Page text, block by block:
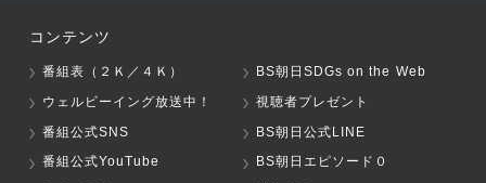
コンテンツ
番組表（２Ｋ／４Ｋ）
BS朝日SDGs on the Web
ウェルビーイング放送中！
視聴者プレゼント
番組公式SNS
BS朝日公式LINE
番組公式YouTube
BS朝日エピソード０